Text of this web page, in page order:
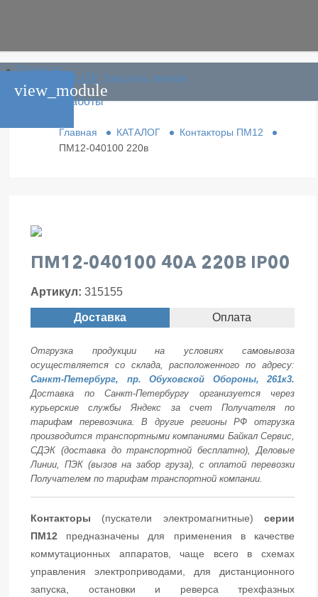
phone_in_talk Заказать звонок
Главная
Каталог
Условия работы
Главная КАТАЛОГ
Контакторы ПМ12
ПМ12-040100 220в
ПМ12-040100 40А 220В IP00
Артикул: 315155
Доставка Оплата
Отгрузка продукции на условиях самовывоза
осуществляется со склада, расположенного по адресу:
Санкт-Петербург, пр. Обуховской Обороны, 261к3.
Доставка по Санкт-Петербургу организуется через
курьерские службы Яндекс за счет Получателя по
тарифам перевозчика. В другие регионы РФ отгрузка
производится транспортными компаниями Байкал Сервис,
СДЭК (доставка до транспортной бесплатно), Деловые
Линии, ПЭК (вызов на забор груза), с оплатой перевозки
Получателем по тарифам транспортной компании.
Контакторы (пускатели электромагнитные) серии
ПМ12 предназначены для применения в качестве
коммутационных аппаратов, чаще всего в схемах
управления электроприводами, для дистанционного
запуска, остановки и реверса трехфазных
view_module